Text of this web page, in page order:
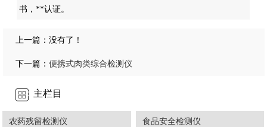
书，**认证。
上一篇：没有了！
下一篇：便携式肉类综合检测仪
主栏目
农药残留检测仪 食品安全检测仪